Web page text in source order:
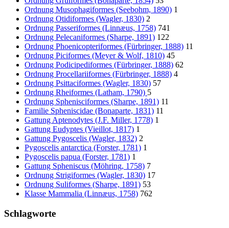
Ordnung Musophagiformes (Seebohm, 1890) 1
Ordnung Otidiformes (Wagler, 1830) 2
Ordnung Passeriformes (Linnæus, 1758) 741
Ordnung Pelecaniformes (Sharpe, 1891) 122
Ordnung Phoenicopteriformes (Fürbringer, 1888) 11
Ordnung Piciformes (Meyer & Wolf, 1810) 45
Ordnung Podicipediformes (Fürbringer, 1888) 62
Ordnung Procellariiformes (Fürbringer, 1888) 4
Ordnung Psittaciformes (Wagler, 1830) 57
Ordnung Rheiformes (Latham, 1790) 5
Ordnung Sphenisciformes (Sharpe, 1891) 11
Familie Spheniscidae (Bonaparte, 1831) 11
Gattung Aptenodytes (J.F. Miller, 1778) 1
Gattung Eudyptes (Vieillot, 1817) 1
Gattung Pygoscelis (Wagler, 1832) 2
Pygoscelis antarctica (Forster, 1781) 1
Pygoscelis papua (Forster, 1781) 1
Gattung Spheniscus (Möhring, 1758) 7
Ordnung Strigiformes (Wagler, 1830) 17
Ordnung Suliformes (Sharpe, 1891) 53
Klasse Mammalia (Linnæus, 1758) 762
Schlagworte